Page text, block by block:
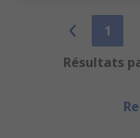
1
Résultats